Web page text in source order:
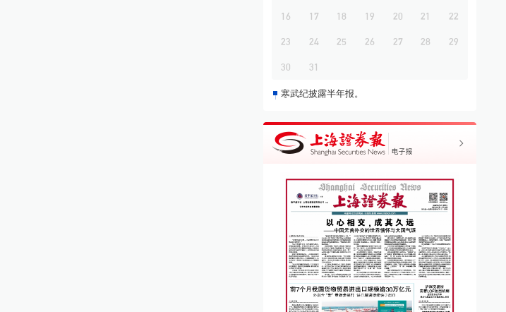
16 17 18 19 20 21 22
23 24 25 26 27 28 29
30 31
寒武纪披露半年报。